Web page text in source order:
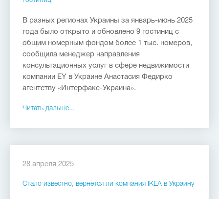
В разных регионах Украины за январь-июнь 2025
года было открыто и обновлено 9 гостиниц с
общим номерным фондом более 1 тыс. номеров,
сообщила менеджер направления
консультационных услуг в сфере недвижимости
компании EY в Украине Анастасия Федирко
агентству «Интерфакс-Украина».
Читать дальше...
28 апреля 2025
Стало известно, вернется ли компания IKEA в Украину